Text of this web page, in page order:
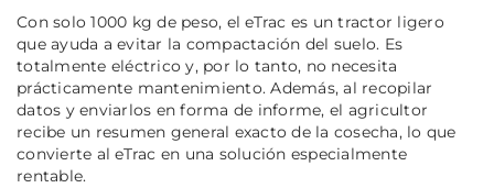
Con solo 1000 kg de peso, el eTrac es un tractor ligero
que ayuda a evitar la compactación del suelo. Es
totalmente eléctrico y, por lo tanto, no necesita
prácticamente mantenimiento. Además, al recopilar
datos y enviarlos en forma de informe, el agricultor
recibe un resumen general exacto de la cosecha, lo que
convierte al eTrac en una solución especialmente
rentable.